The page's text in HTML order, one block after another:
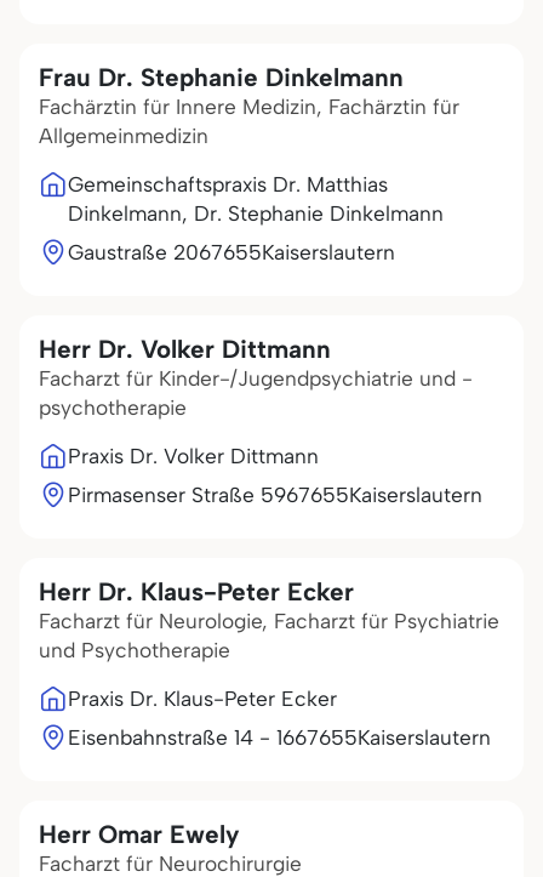
Frau Dr. Stephanie Dinkelmann
Fachärztin für Innere Medizin, Fachärztin für
Allgemeinmedizin
Gemeinschaftspraxis Dr. Matthias
Dinkelmann, Dr. Stephanie Dinkelmann
Gaustraße 2067655Kaiserslautern
Herr Dr. Volker Dittmann
Facharzt für Kinder-/Jugendpsychiatrie und -
psychotherapie
Praxis Dr. Volker Dittmann
Pirmasenser Straße 5967655Kaiserslautern
Herr Dr. Klaus-Peter Ecker
Facharzt für Neurologie, Facharzt für Psychiatrie
und Psychotherapie
Praxis Dr. Klaus-Peter Ecker
Eisenbahnstraße 14 - 1667655Kaiserslautern
Herr Omar Ewely
Facharzt für Neurochirurgie